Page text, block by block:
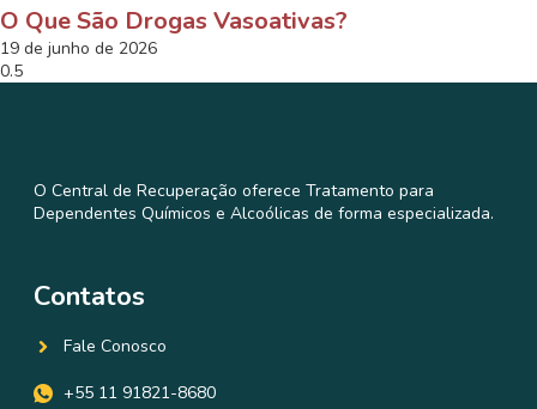
O Que São Drogas Vasoativas?
19 de junho de 2026
O Central de Recuperação oferece Tratamento para
Dependentes Químicos e Alcoólicas de forma especializada.
Contatos
Fale Conosco
+55 11 91821-8680